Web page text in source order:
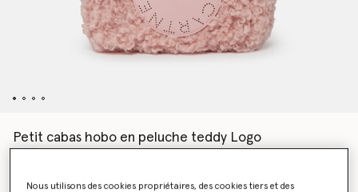
Petit cabas hobo en peluche teddy Logo
CA$1,425.00
Nous utilisons des cookies propriétaires, des cookies tiers et des